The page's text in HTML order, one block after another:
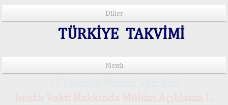
Diller
TÜRKİYE TAKVİMİ
Menü